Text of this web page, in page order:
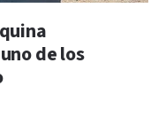
de los